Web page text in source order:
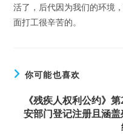
活了，后代因为我们的环境
面打工很辛苦的。
你可能也喜欢
《残疾人权利公约》
安部门登记注册且涵